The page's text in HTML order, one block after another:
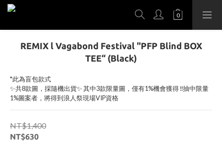
REMIX l Vagabond Festival "PFP Blind BOX
TEE“ (Black)
*此為盲包款式
✨共8款圖，採隨機出貨✨ 其中3款限量圖，僅有1%機會獲得 ‼️抽中限量
1%圖案者，將得到浪人祭現場VIP資格
NT$1,400
NT$630